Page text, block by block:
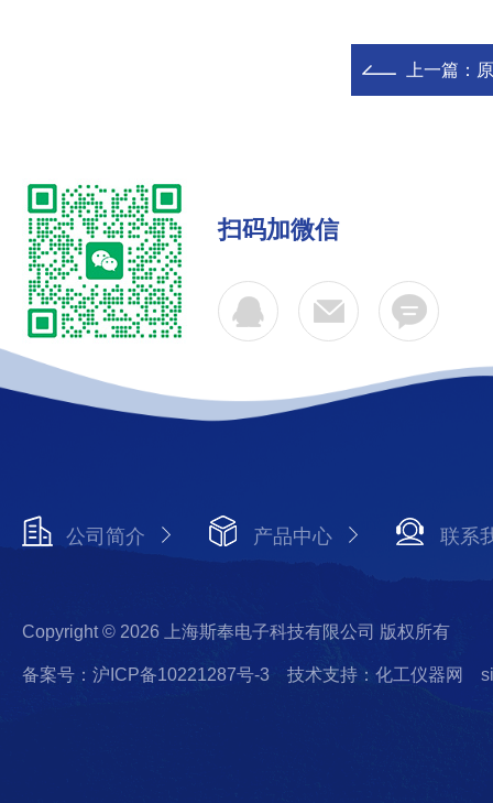
上一篇：
扫码加微信
公司简介 产品中心 联系
Copyright © 2026 上海斯奉电子科技有限公司 版权所有
备案号：沪ICP备10221287号-3 技术支持：化工仪器网